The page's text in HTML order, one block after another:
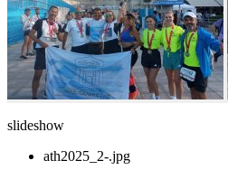
slideshow
ath2025_2-.jpg